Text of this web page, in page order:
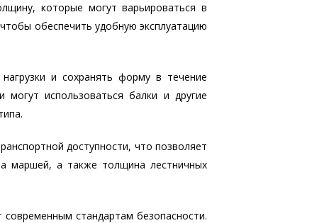
которые могут варьироваться в
обеспечить удобную эксплуатацию
и сохранять форму в течение
использоваться балки и другие
доступности, что позволяет
маршей, а также толщина лестничных
стандартам безопасности.